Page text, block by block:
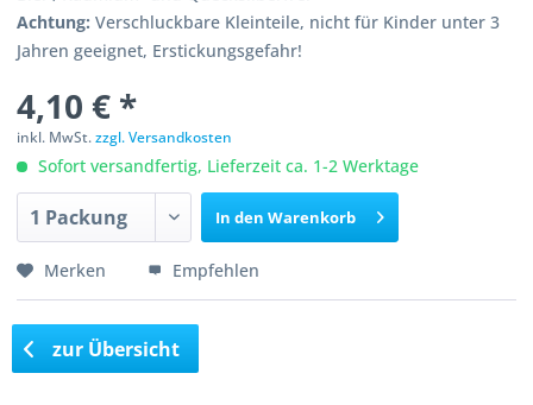
Achtung: Verschluckbare Kleinteile, nicht für Kinder unter 3
Jahren geeignet, Erstickungsgefahr!
4,10 € *
inkl. MwSt.zzgl. Versandkosten
Sofort versandfertig, Lieferzeit ca. 1-2 Werktage
In den Warenkorb
Merken Empfehlen
zur Übersicht